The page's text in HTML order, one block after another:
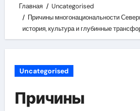
Главная
Uncategorised
Причины многонациональности
история, культура и глубинные
Uncategorised
Причины